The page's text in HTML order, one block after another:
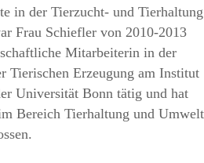
in der Tierzucht- und Tierhaltung
Frau Schiefler von 2010-2013
Mitarbeiterin in der
Tierischen Erzeugung am Institut
Universität Bonn tätig und hat
Bereich Tierhaltung und Umwelt